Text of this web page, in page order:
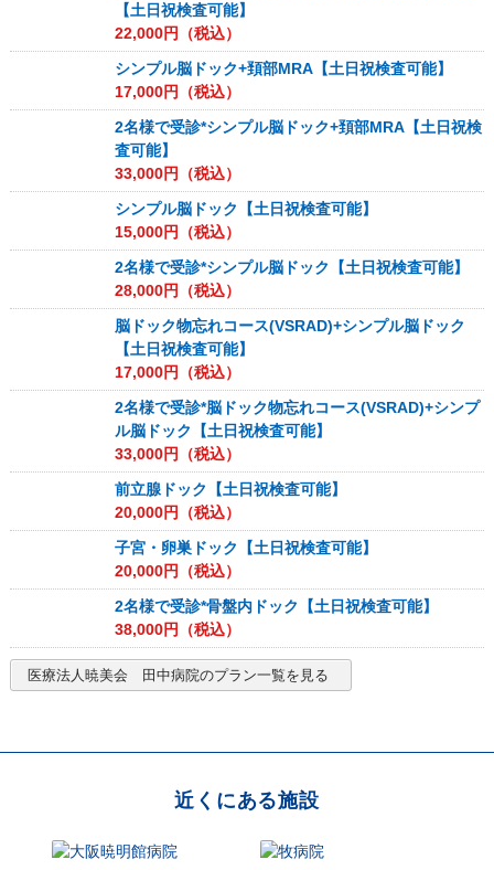
【土日祝検査可能】
22,000円（税込）
シンプル脳ドック+頚部MRA【土日祝検査可能】
17,000円（税込）
2名様で受診*シンプル脳ドック+頚部MRA【土日祝検
査可能】
33,000円（税込）
シンプル脳ドック【土日祝検査可能】
15,000円（税込）
2名様で受診*シンプル脳ドック【土日祝検査可能】
28,000円（税込）
脳ドック物忘れコース(VSRAD)+シンプル脳ドック
【土日祝検査可能】
17,000円（税込）
2名様で受診*脳ドック物忘れコース(VSRAD)+シンプ
ル脳ドック【土日祝検査可能】
33,000円（税込）
前立腺ドック【土日祝検査可能】
20,000円（税込）
子宮・卵巣ドック【土日祝検査可能】
20,000円（税込）
2名様で受診*骨盤内ドック【土日祝検査可能】
38,000円（税込）
医療法人暁美会 田中病院のプラン一覧を見る
近くにある施設